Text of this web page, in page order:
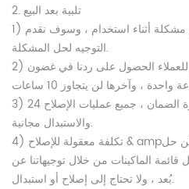
2. تلبية بعد البيع
1) الدعم الفني مدى الحياة. أي مشكلة أثناء استخدام ، وسوف نقدم
التوجيه لحل المشكلة.
2) ردود فعل سريعة. عادة يمكن للعملاء الحصول على ردنا في غضون
3) 24 أشهر فترة الضمان. خلال فترة الضمان ، جميع عمليات الإصلاح
والاستبدال مجانية.
4) تكلفة معقولة للإصلاح & amp؛ إستبدال. وفقًا لتجربتنا ، يمكن حل
الماكينات من خلال توجيهاتنا عن
بُعد ، ولا تحتاج إلى إصلاح أو استبدال.